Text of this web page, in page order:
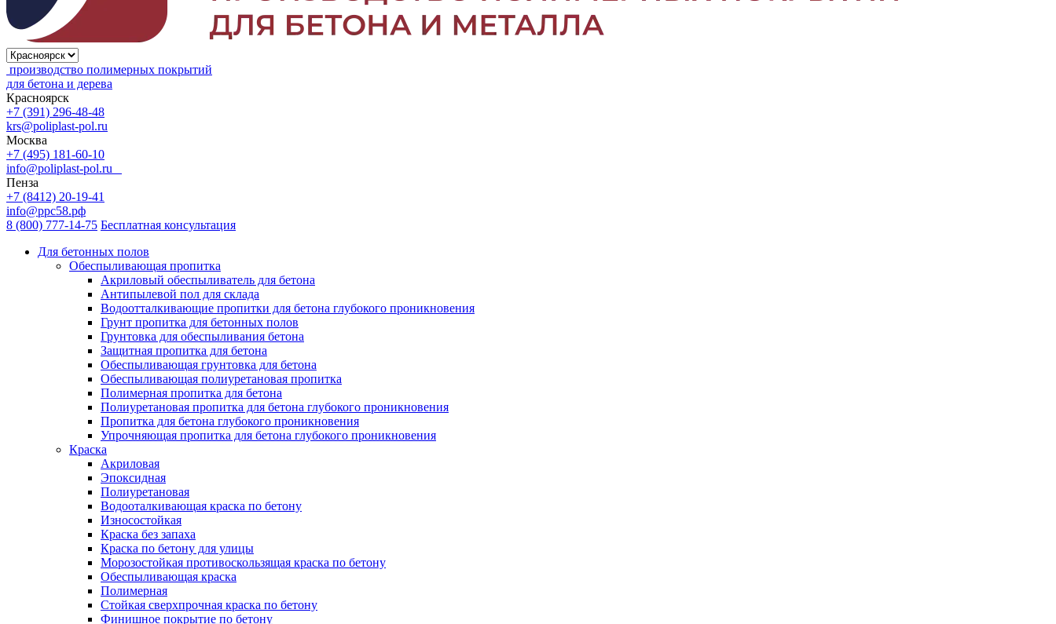
производство полимерных покрытий
для бетона и дерева
Красноярск
+7 (391) 296-48-48
krs@poliplast-pol.ru
Москва
+7 (495) 181-60-10
info@poliplast-pol.ru
Пенза
+7 (8412) 20-19-41
info@ррс58.рф
8 (800) 777-14-75 Бесплатная консультация
Для бетонных полов
Обеспыливающая пропитка
Акриловый обеспыливатель для бетона
Антипылевой пол для склада
Водоотталкивающие пропитки для бетона глубокого проникновения
Грунт пропитка для бетонных полов
Грунтовка для обеспыливания бетона
Защитная пропитка для бетона
Обеспыливающая грунтовка для бетона
Обеспыливающая полиуретановая пропитка
Полимерная пропитка для бетона
Полиуретановая пропитка для бетона глубокого проникновения
Пропитка для бетона глубокого проникновения
Упрочняющая пропитка для бетона глубокого проникновения
Краска
Акриловая
Эпоксидная
Полиуретановая
Водооталкивающая краска по бетону
Износостойкая
Краска без запаха
Краска по бетону для улицы
Морозостойкая противоскользящая краска по бетону
Обеспыливающая краска
Полимерная
Стойкая сверхпрочная краска по бетону
Финишное покрытие по бетону